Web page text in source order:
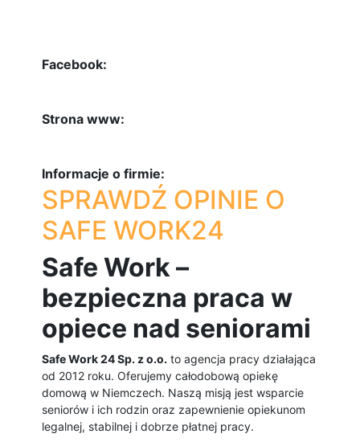
Facebook:
Strona www:
Informacje o firmie:
SPRAWDŹ OPINIE O
SAFE WORK24
Safe Work –
bezpieczna praca w
opiece nad seniorami
Safe Work 24 Sp. z o.o. to agencja pracy działająca
od 2012 roku. Oferujemy całodobową opiekę
domową w Niemczech. Naszą misją jest wsparcie
seniorów i ich rodzin oraz zapewnienie opiekunom
legalnej, stabilnej i dobrze płatnej pracy.